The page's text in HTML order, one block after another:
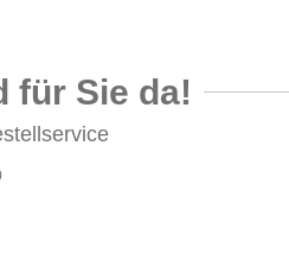
für Sie da!